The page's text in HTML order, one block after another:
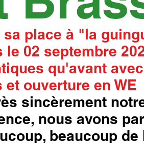
place à "la
le 02 septembre
qu'avant
et ouverture en WE
sincèrement
nous avons
beaucoup